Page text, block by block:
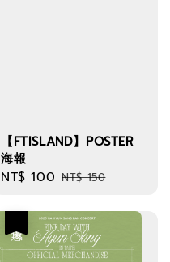
【FTISLAND】POSTER
海報
Sale
NT$ 100 Regular
NT$ 150